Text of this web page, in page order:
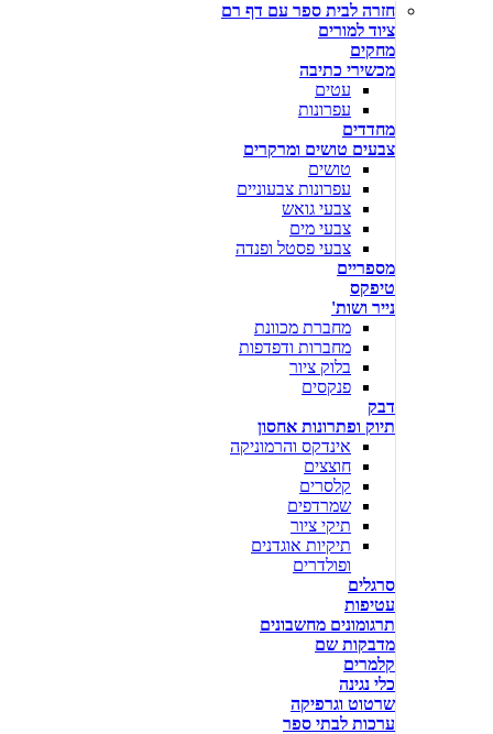
חזרה לבית ספר עם דף רם
ציוד למורים
מחקים
מכשירי כתיבה
עטים
עפרונות
מחדדים
צבעים טושים ומרקרים
טושים
עפרונות צבעוניים
צבעי גואש
צבעי מים
צבעי פסטל ופנדה
מספריים
טיפקס
נייר ושות'
מחברת מכוונת
מחברות ודפדפות
בלוק ציור
פנקסים
דבק
תיוק ופתרונות אחסון
אינדקס והרמוניקה
חוצצים
קלסרים
שמרדפים
תיקי ציור
תיקיות אוגדנים
ופולדרים
סרגלים
עטיפות
תרגומונים מחשבונים
מדבקות שם
קלמרים
כלי נגינה
שרטוט וגרפיקה
ערכות לבתי ספר